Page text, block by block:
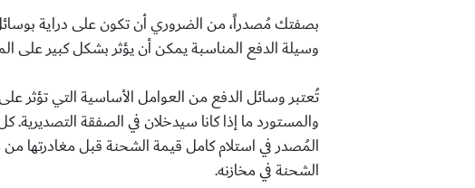
بصفتك مُصدراً، من الضروري أن تكون على دراية بوسائل
وسيلة الدفع المناسبة يمكن أن يؤثر بشكل كبير على
تُعتبر وسائل الدفع من العوامل الأساسية التي تؤثر
والمستورد ما إذا كانا سيدخلان في الصفقة
المُصدر في استلام كامل قيمة الشحنة قبل مغادرتها
الشحنة في مخازنه.